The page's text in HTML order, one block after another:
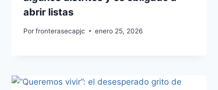
abrir listas
Porfronterasecapjc enero 25, 2026